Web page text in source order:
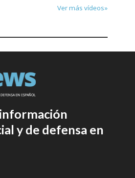
Ver más vídeos»
y de defensa en